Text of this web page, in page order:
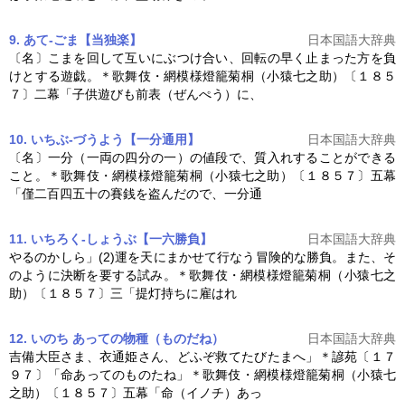
9. あて‐ごま【当独楽】
日本国語大辞典
〔名〕こまを回して互いにぶつけ合い、回転の早く止まった方を負
けとする遊戯。＊歌舞伎・ 網模様燈籠菊桐 （小猿七之助）〔１８５
７〕二幕「子供遊びも前表（ぜんぺう）に、
10. いちぶ‐づうよう【一分通用】
日本国語大辞典
〔名〕一分（一両の四分の一）の値段で、質入れすることができる
こと。＊歌舞伎・ 網模様燈籠菊桐 （小猿七之助）〔１８５７〕五幕
「僅二百四五十の賽銭を盗んだので、一分通
11. いちろく‐しょうぶ【一六勝負】
日本国語大辞典
やるのかしら」(2)運を天にまかせて行なう冒険的な勝負。また、そ
のように決断を要する試み。＊歌舞伎・ 網模様燈籠菊桐 （小猿七之
助）〔１８５７〕三「提灯持ちに雇はれ
12. いのち あっての物種（ものだね）
日本国語大辞典
吉備大臣さま、衣通姫さん、どふぞ救てたびたまへ」＊諺苑〔１７
９７〕「命あってのものたね」＊歌舞伎・ 網模様燈籠菊桐 （小猿七
之助）〔１８５７〕五幕「命（イノチ）あっ